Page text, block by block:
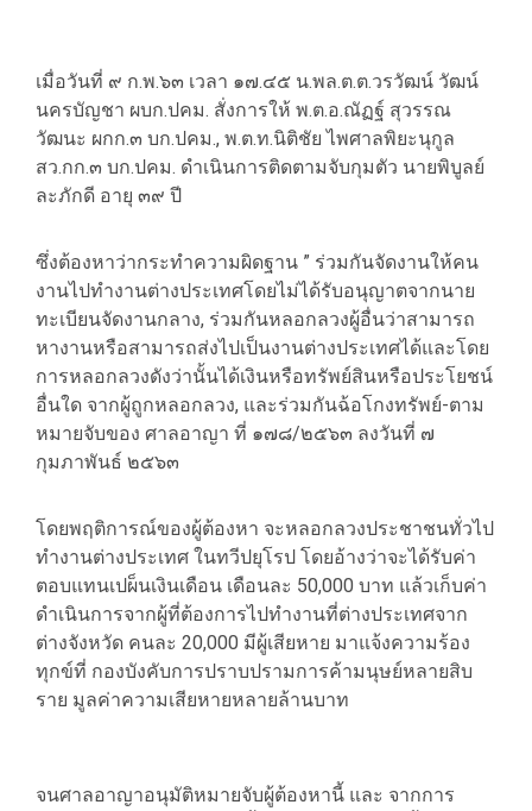
เมื่อวันที่ ๙ ก.พ.๖๓ เวลา ๑๗.๔๕ น.พล.ต.ต.วรวัฒน์ วัฒน์
นครบัญชา ผบก.ปคม. สั่งการให้ พ.ต.อ.ณัฏฐ์ สุวรรณ
วัฒนะ ผกก.๓ บก.ปคม., พ.ต.ท.นิติชัย ไพศาลพิยะนุกูล
สว.กก.๓ บก.ปคม. ดำเนินการติดตามจับกุมตัว นายพิบูลย์
ละภักดี อายุ ๓๙ ปี
ซึ่งต้องหาว่ากระทำความผิดฐาน ” ร่วมกันจัดงานให้คน
งานไปทำงานต่างประเทศโดยไม่ได้รับอนุญาตจากนาย
ทะเบียนจัดงานกลาง, ร่วมกันหลอกลวงผู้อื่นว่าสามารถ
หางานหรือสามารถส่งไปเป็นงานต่างประเทศได้และโดย
การหลอกลวงดังว่านั้นได้เงินหรือทรัพย์สินหรือประโยชน์
อื่นใด จากผู้ถูกหลอกลวง, และร่วมกันฉ้อโกงทรัพย์-ตาม
หมายจับของ ศาลอาญา ที่ ๑๗๘/๒๕๖๓ ลงวันที่ ๗
กุมภาพันธ์ ๒๕๖๓
โดยพฤติการณ์ของผู้ต้องหา จะหลอกลวงประชาชนทั่วไป
ทำงานต่างประเทศ ในทวีปยุโรป โดยอ้างว่าจะได้รับค่า
ตอบแทนเปผ็นเงินเดือน เดือนละ 50,000 บาท แล้วเก็บค่า
ดำเนินการจากผู้ที่ต้องการไปทำงานที่ต่างประเทศจาก
ต่างจังหวัด คนละ 20,000 มีผู้เสียหาย มาแจ้งความร้อง
ทุกข์ที่ กองบังคับการปราบปรามการค้ามนุษย์หลายสิบ
ราย มูลค่าความเสียหายหลายล้านบาท
จนศาลอาญาอนุมัติหมายจับผู้ต้องหานี้ และ จากการ